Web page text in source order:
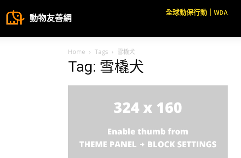
動物友善網
全球動保行動｜WDA
Home Tags 雪橇犬
Tag: 雪橇犬